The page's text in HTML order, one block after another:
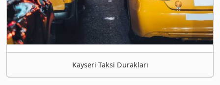
Kayseri Taksi Durakları